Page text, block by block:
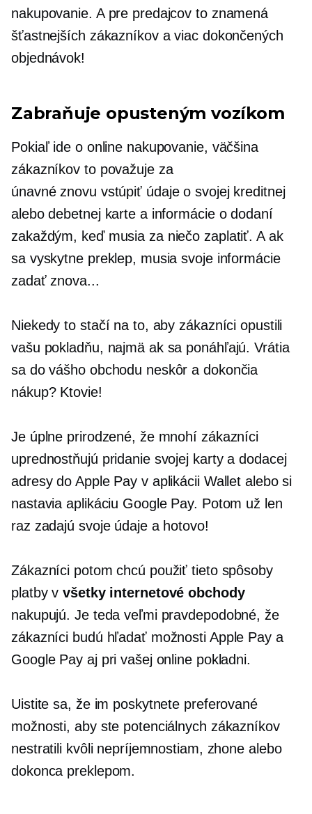
nakupovanie. A pre predajcov to znamená
šťastnejších zákazníkov a viac dokončených
objednávok!
Zabraňuje opusteným vozíkom
Pokiaľ ide o online nakupovanie, väčšina
zákazníkov to považuje za
únavné znovu vstúpiť údaje o svojej kreditnej
alebo debetnej karte a informácie o dodaní
zakaždým, keď musia za niečo zaplatiť. A ak
sa vyskytne preklep, musia svoje informácie
zadať znova...
Niekedy to stačí na to, aby zákazníci opustili
vašu pokladňu, najmä ak sa ponáhľajú. Vrátia
sa do vášho obchodu neskôr a dokončia
nákup? Ktovie!
Je úplne prirodzené, že mnohí zákazníci
uprednostňujú pridanie svojej karty a dodacej
adresy do Apple Pay v aplikácii Wallet alebo si
nastavia aplikáciu Google Pay. Potom už len
raz zadajú svoje údaje a hotovo!
Zákazníci potom chcú použiť tieto spôsoby
platby vvšetky internetové obchody
nakupujú. Je teda veľmi pravdepodobné, že
zákazníci budú hľadať možnosti Apple Pay a
Google Pay aj pri vašej online pokladni.
Uistite sa, že im poskytnete preferované
možnosti, aby ste potenciálnych zákazníkov
nestratili kvôli nepríjemnostiam, zhone alebo
dokonca preklepom.